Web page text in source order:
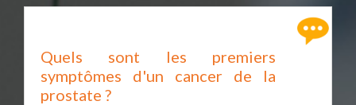
Quels sont les premiers
symptômes d'un cancer de la
prostate ?